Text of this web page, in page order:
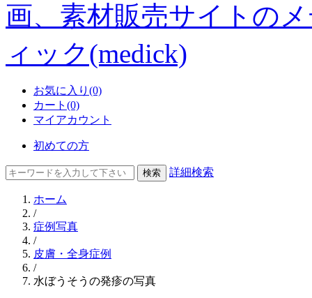
お気に入り(0)
カート(0)
マイアカウント
初めての方
詳細検索
ホーム
/
症例写真
/
皮膚・全身症例
/
水ぼうそうの発疹の写真